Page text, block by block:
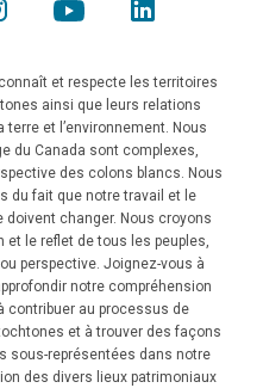
et respecte les territoires
ainsi que leurs relations
et l’environnement. Nous
du Canada sont complexes,
des colons blancs. Nous
du fait que notre travail et le
changer. Nous croyons
et le reflet de tous les peuples,
perspective. Joignez-vous à
notre compréhension
contribuer au processus de
et à trouver des façons
sous-représentées dans notre
des divers lieux patrimoniaux